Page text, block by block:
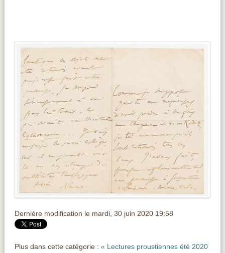
Dernière modification le mardi, 30 juin 2020 19:58
Plus dans cette catégorie : « Lectures proustiennes été 2020